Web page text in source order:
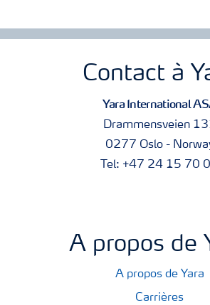
Contact à
Yara International
Drammensveien
0277 Oslo -
Tel: +47 24 15 70
A propos de
A propos de Yara
Carrières